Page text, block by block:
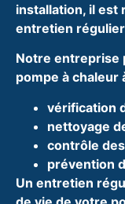
installation, il est
entretien
Notre entreprise
pompe à chaleur
vérification
nettoyage
contrôle
prévention
Un entretien